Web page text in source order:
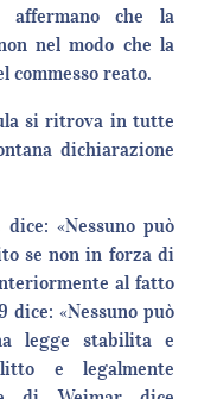
affermano che la
nel modo che la
commesso reato.
si ritrova in tutte
dichiarazione
«Nessuno può
se non in forza di
al fatto
dice: «Nessuno può
legge stabilita e
e legalmente